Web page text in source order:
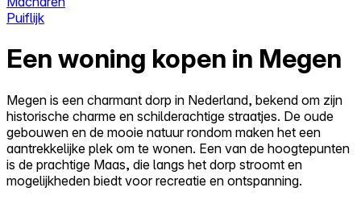
Puiflijk
Een woning kopen in Megen
Megen is een charmant dorp in Nederland, bekend om zijn
historische charme en schilderachtige straatjes. De oude
gebouwen en de mooie natuur rondom maken het een
aantrekkelijke plek om te wonen. Een van de hoogtepunten
is de prachtige Maas, die langs het dorp stroomt en
mogelijkheden biedt voor recreatie en ontspanning.